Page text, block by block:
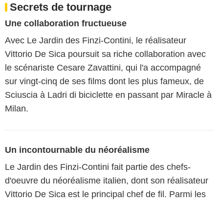
Secrets de tournage
Une collaboration fructueuse
Avec Le Jardin des Finzi-Contini, le réalisateur
Vittorio De Sica poursuit sa riche collaboration avec
le scénariste Cesare Zavattini, qui l'a accompagné
sur vingt-cinq de ses films dont les plus fameux, de
Sciuscia à Ladri di biciclette en passant par Miracle à
Milan.
Un incontournable du néoréalisme
Le Jardin des Finzi-Contini fait partie des chefs-
d'oeuvre du néoréalisme italien, dont son réalisateur
Vittorio De Sica est le principal chef de fil. Parmi les